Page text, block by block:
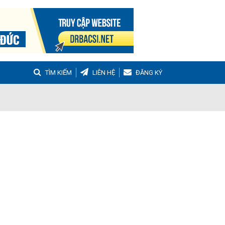
TÌM KIẾM LIÊN HỆ ĐĂNG KÝ
Tọa